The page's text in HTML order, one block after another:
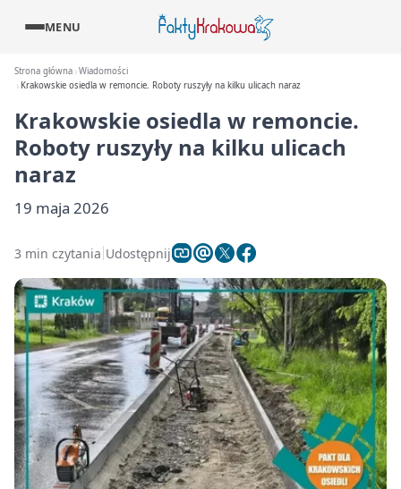
MENU
Strona główna Wiadomości
Krakowskie osiedla w remoncie. Roboty ruszyły na kilku ulicach naraz
Krakowskie osiedla w remoncie.
Roboty ruszyły na kilku ulicach
naraz
19 maja 2026
3 min czytania Udostępnij